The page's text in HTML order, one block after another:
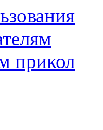
прикол